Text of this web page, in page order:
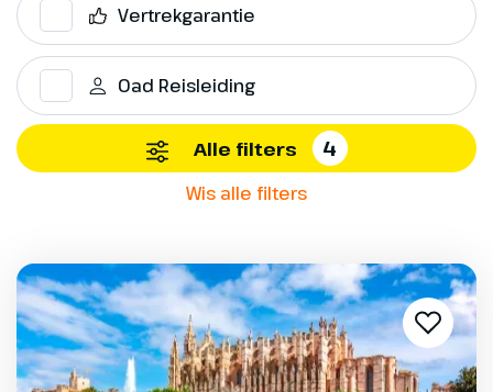
Vertrekgarantie
Oad Reisleiding
Alle filters 4
Wis alle filters